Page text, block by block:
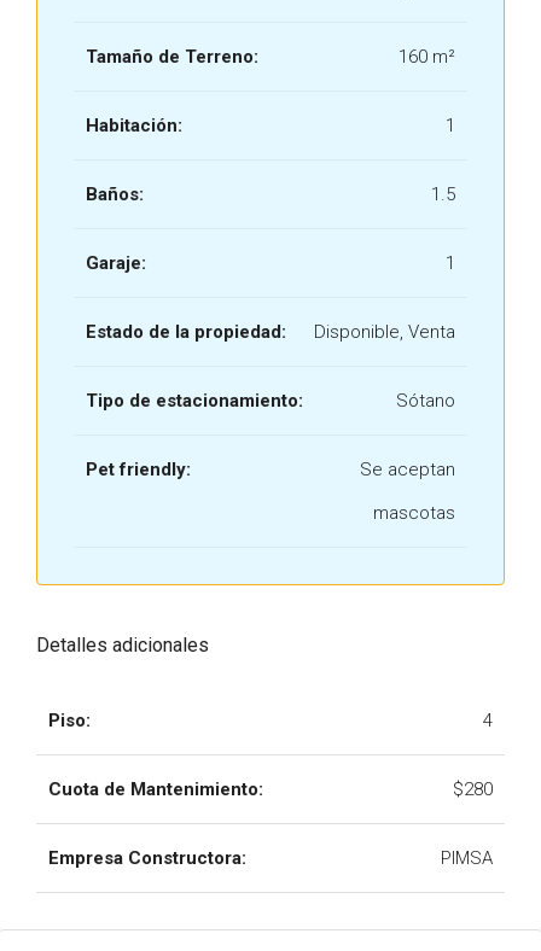
Tamaño de Terreno: 160 m²
Habitación: 1
Baños: 1.5
Garaje: 1
Estado de la propiedad: Disponible, Venta
Tipo de estacionamiento: Sótano
Pet friendly:
Se aceptan
mascotas
Detalles adicionales
Piso: 4
Cuota de Mantenimiento: $280
Empresa Constructora: PIMSA